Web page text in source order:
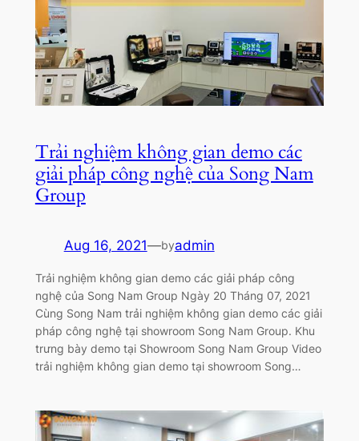
Trải nghiệm không gian demo các
giải pháp công nghệ của Song Nam
Group
Aug 16, 2021—byadmin
Trải nghiệm không gian demo các giải pháp công
nghệ của Song Nam Group Ngày 20 Tháng 07, 2021
Cùng Song Nam trải nghiệm không gian demo các giải
pháp công nghệ tại showroom Song Nam Group. Khu
trưng bày demo tại Showroom Song Nam Group Video
trải nghiệm không gian demo tại showroom Song…